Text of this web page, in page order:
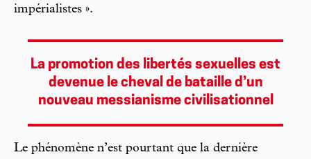
impérialistes ».
La promotion des libertés sexuelles est
devenue le cheval de bataille d’un
nouveau messianisme civilisationnel
Le phénomène n’est pourtant que la dernière